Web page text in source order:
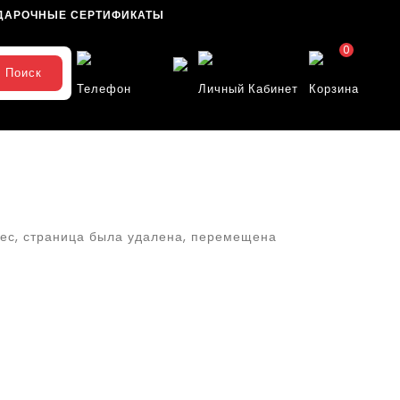
СЕРТИФИКАТЫ
Поиск
Телефон
Личный Кабинет Корзина
0
страница была удалена, перемещена